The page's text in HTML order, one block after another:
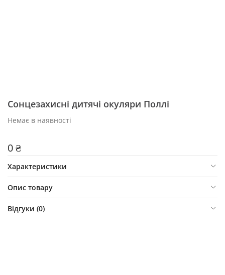
Сонцезахисні дитячі окуляри Поллі
Немає в наявності
0 ₴
Характеристики
Опис товару
Відгуки (0)